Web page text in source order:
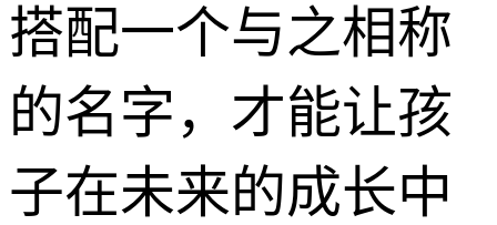
搭配一个与之相称
的名字，才能让孩
子在未来的成长中